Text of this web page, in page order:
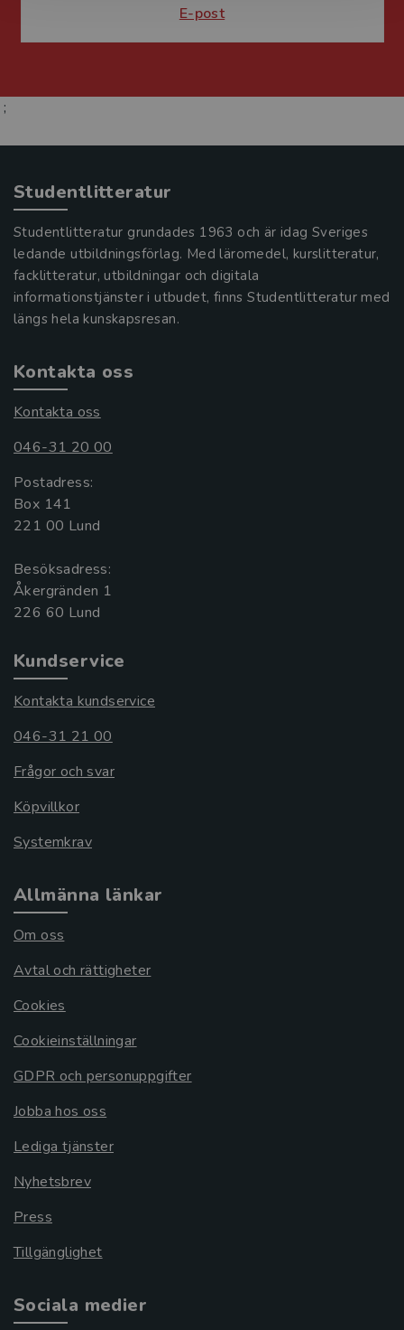
E-post
;
Studentlitteratur
Studentlitteratur grundades 1963 och är idag Sveriges
ledande utbildningsförlag. Med läromedel, kurslitteratur,
facklitteratur, utbildningar och digitala
informationstjänster i utbudet, finns Studentlitteratur med
längs hela kunskapsresan.
Kontakta oss
Kontakta oss
046-31 20 00
Postadress:
Box 141
221 00 Lund
Besöksadress:
Åkergränden 1
Kundservice
Kontakta kundservice
046-31 21 00
Frågor och svar
Köpvillkor
Systemkrav
Allmänna länkar
Om oss
Avtal och rättigheter
Cookies
Cookieinställningar
GDPR och personuppgifter
Jobba hos oss
Lediga tjänster
Nyhetsbrev
Press
Tillgänglighet
Sociala medier